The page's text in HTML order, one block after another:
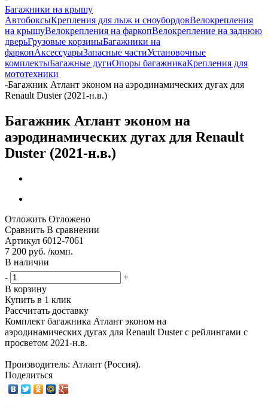
Багажники на крышу
АвтобоксыКрепления для лыж и сноубордовВелокрепления
на крышуВелокрепления на фаркопВелокрепление на заднюю
дверьГрузовые корзиныБагажники на
фаркопАксессуарыЗапасные частиУстановочные
комплектыБагажные дугиОпоры багажникаКрепления для
мототехники
-Багажник Атлант эконом на аэродинамических дугах для
Renault Duster (2021-н.в.)
Багажник Атлант эконом на
аэродинамических дугах для Renault
Duster (2021-н.в.)
Отложить Отложено
Сравнить В сравнении
Артикул 6012-7061
7 200 руб. /комп.
В наличии
-
+
В корзину
Купить в 1 клик
Рассчитать доставку
Комплект багажника Атлант эконом на
аэродинамических дугах для Renault Duster с рейлингами с
просветом 2021-н.в.
Производитель: Атлант (Россия).
Поделиться